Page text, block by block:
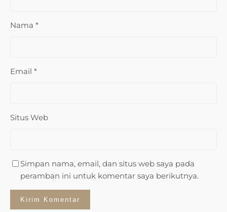
Nama *
Email *
Situs Web
Simpan nama, email, dan situs web saya pada
peramban ini untuk komentar saya berikutnya.